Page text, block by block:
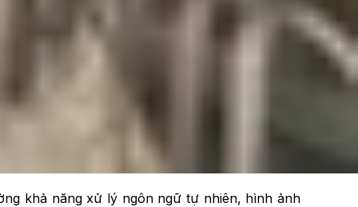
khả năng xử lý ngôn ngữ tự nhiên, hình ảnh